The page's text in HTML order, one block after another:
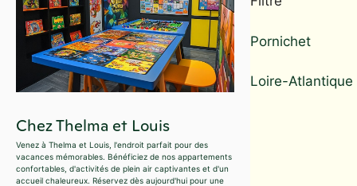
Chez Thelma et Louis
Venez à Thelma et Louis, l'endroit parfait pour des
vacances mémorables. Bénéficiez de nos appartements
confortables, d'activités de plein air captivantes et d'un
accueil chaleureux. Réservez dès aujourd'hui pour une
Pornichet
Loire-Atlantique